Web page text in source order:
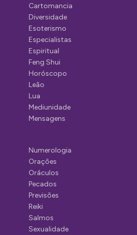
Cartomancia
Diversidade
Esoterismo
Especialistas
Espiritual
Feng Shui
Horóscopo
Leão
Lua
Mediunidade
Mensagens
Numerologia
Orações
Oráculos
Pecados
Previsões
Reiki
Salmos
Sexualidade